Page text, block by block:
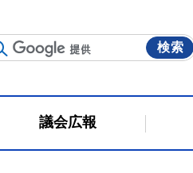
議会広報